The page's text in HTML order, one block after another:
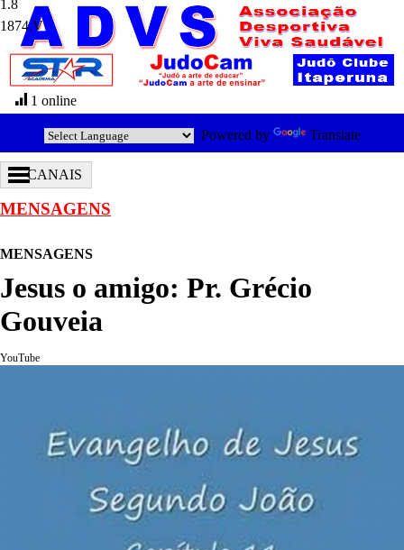
1 online
Powered by Translate
CANAIS
MENSAGENS
MENSAGENS
Jesus o amigo: Pr. Grécio
Gouveia
1874.V
YouTube